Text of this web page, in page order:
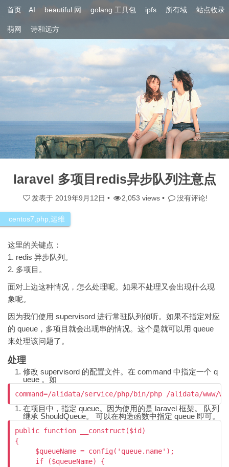
首页 AI beautiful 网 golang 工具包 ipfs 所有域 站点收录
萌网 诗和远方
laravel 多项目redis异步队列注意点
发表于 2019年9月12日 • 2,053 views • 没有评论!
centos7 php 运维
这里的关键点：
1. redis 异步队列。
2. 多项目。
面对上边这种情况，怎么处理呢。如果不处理又会出现什么现
象呢。
因为我们使用 supervisord 进行常驻队列侦听。如果不指定对应
的 queue，多项目就会出现串的情况。这个是就可以用 queue
来处理该问题了。
处理
修改 supervisord 的配置文件。在 command 中指定一个 q
ueue 。如
在项目中，指定 queue。因为使用的是 laravel 框架。 队列
继承 ShouldQueue。 可以在构造函数中指定 queue 即可。
public function __construct($id)
{
     $queueName = config('queue.name');
     if ($queueName) {